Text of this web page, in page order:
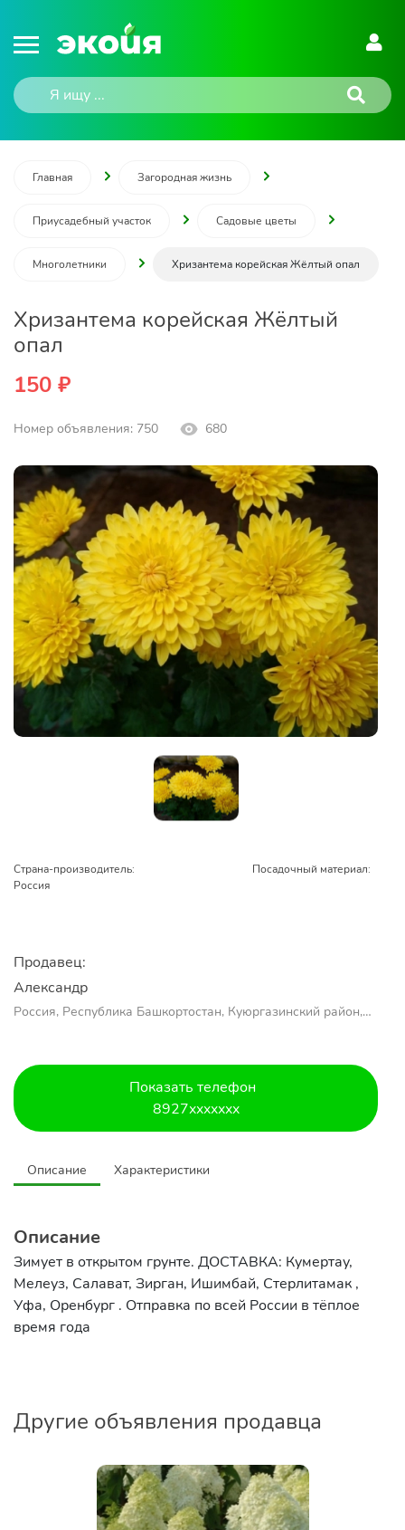
Главная Загородная жизнь
Приусадебный участок Садовые цветы
Многолетники Хризантема корейская Жёлтый опал
Хризантема корейская Жёлтый
опал
150 ₽
Номер объявления: 750 680
Страна-производитель:
Россия
Посадочный материал:
Продавец:
Александр
Россия, Республика Башкортостан, Куюргазинский район,
Показать телефон
8927xxxxxxx
Описание Характеристики
Описание
Зимует в открытом грунте. ДОСТАВКА: Кумертау,
Мелеуз, Салават, Зирган, Ишимбай, Стерлитамак ,
Уфа, Оренбург . Отправка по всей России в тёплое
время года
Другие объявления продавца